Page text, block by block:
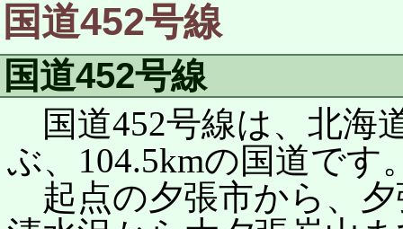
国道452号線
国道452号線
国道452号線は、北海
ぶ、104.5kmの国道です
起点の夕張市から、